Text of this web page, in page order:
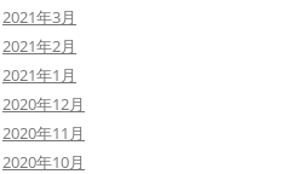
2021年3月
2021年2月
2021年1月
2020年12月
2020年11月
2020年10月